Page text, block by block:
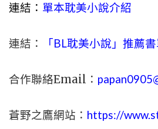
連結： 單本耽美小說介紹
連結： 「BL耽美小說」推薦
合作聯絡Email：
蒼野之鷹網站： https://